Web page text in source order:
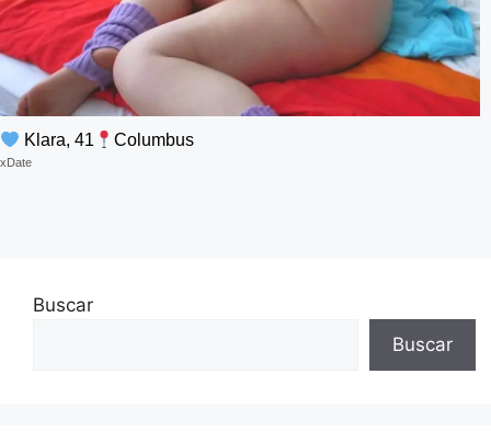
Klara, 41 Columbus
xDate
Buscar
Buscar